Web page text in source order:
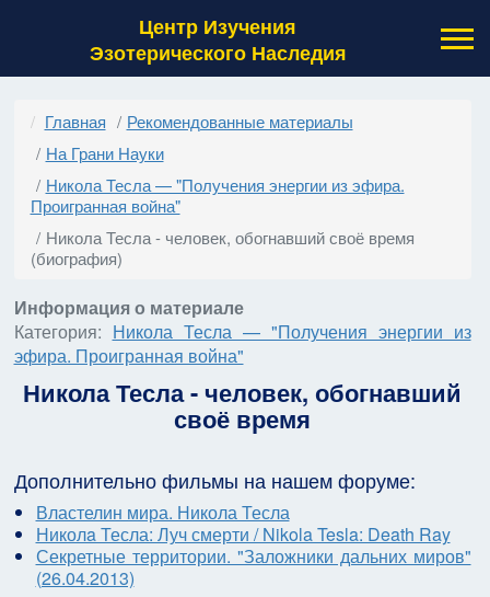
Центр Изучения
Эзотерического Наследия
Главная
Рекомендованные материалы
На Грани Науки
Никола Тесла — "Получения энергии из эфира.
Проигранная война"
Никола Тесла - человек, обогнавший своё время
(биография)
Информация о материале
Категория: Никола Тесла — "Получения энергии из
эфира. Проигранная война"
Никола Тесла - человек, обогнавший
своё время
Дополнительно фильмы на нашем форуме:
Властелин мира. Никола Тесла
Николa Тесла: Луч смерти / Nikola Tesla: Death Ray
Секретные территории. "Заложники дальних миров"
(26.04.2013)